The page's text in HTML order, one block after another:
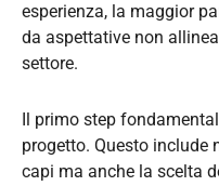
esperienza, la maggior
da aspettative non
settore.
Il primo step
progetto. Questo include
capi ma anche la scelta